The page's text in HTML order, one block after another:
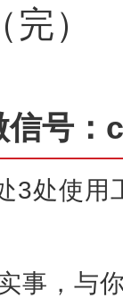
）
信号
3处使用
事，与
遗传承人洪